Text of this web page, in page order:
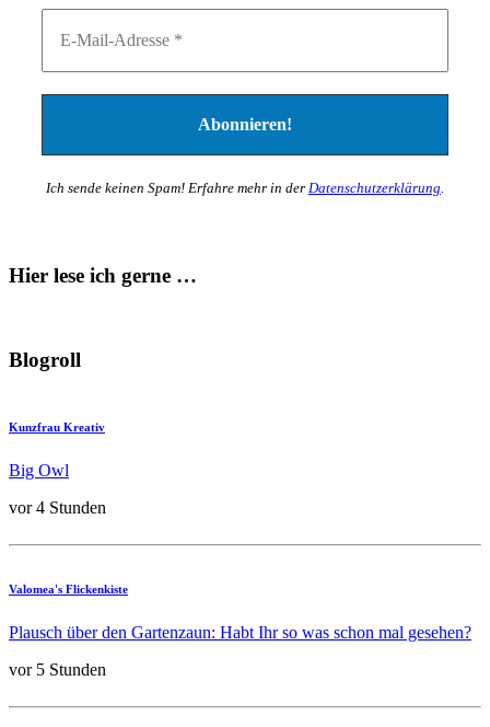
Ich sende keinen Spam! Erfahre mehr in der Datenschutzerklärung.
Hier lese ich gerne …
Blogroll
Kunzfrau Kreativ
Big Owl
vor 4 Stunden
Valomea's Flickenkiste
Plausch über den Gartenzaun: Habt Ihr so was schon mal gesehen?
vor 5 Stunden